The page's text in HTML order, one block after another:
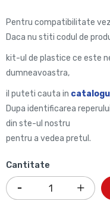
Pentru compatibilitate
Daca nu stiti codul de
kit-ul de plastice ce este
dumneavoastra,
il puteti cauta in catalogul
Dupa identificarea
din ste-ul nostru
pentru a vedea pretul.
Cantitate